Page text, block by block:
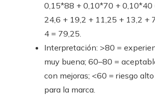
0,15*88 + 0,10*70 + 0,10*40
24,6 + 19,2 + 11,25 + 13,2 +
4 = 79,25.
Interpretación: >80 =
muy buena; 60–80 =
con mejoras; <60 = riesgo alto
para la marca.